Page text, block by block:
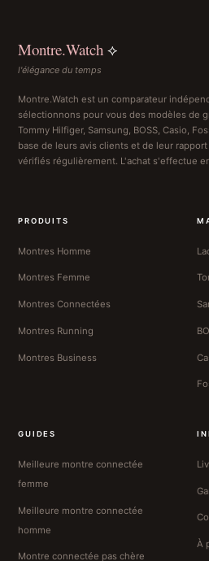
Montre.Watch ⟡
l'élégance du temps
Montre.Watch est un comparateur
sélectionnons pour vous des modèles de
Tommy Hilfiger, Samsung, BOSS, Casio,
base de leurs avis clients et de leur
vérifiés régulièrement. L'achat s'effectue
PRODUITS
Montres Homme
Montres Femme
Montres Connectées
Montres Running
Montres Business
GUIDES
Meilleure montre connectée
femme
Meilleure montre connectée
homme
Montre connectée pas chère
À